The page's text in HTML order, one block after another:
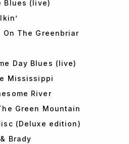
Blues (live)
On The Greenbriar
Day Blues (live)
Mississippi
River
Green Mountain
(Deluxe edition)
Brady